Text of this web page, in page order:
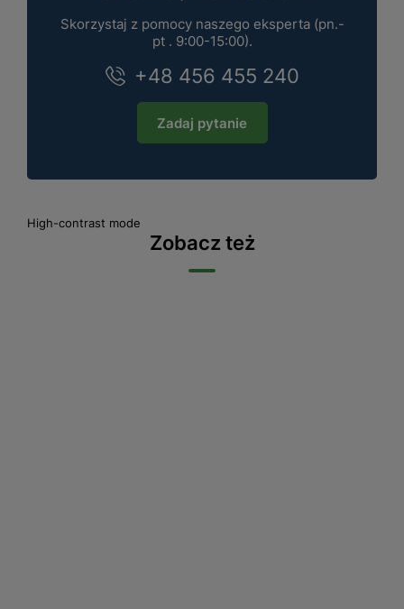
Skorzystaj z pomocy naszego eksperta (pn.-
pt . 9:00-15:00).
+48 456 455 240
Zadaj pytanie
High-contrast mode
Zobacz też